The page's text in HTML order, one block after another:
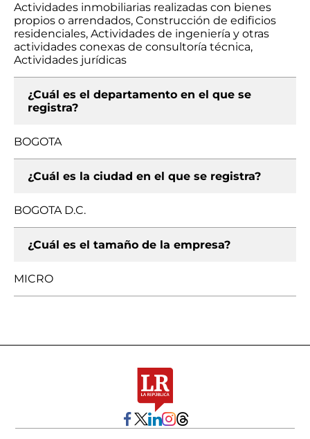
Actividades inmobiliarias realizadas con bienes
propios o arrendados, Construcción de edificios
residenciales, Actividades de ingeniería y otras
actividades conexas de consultoría técnica,
Actividades jurídicas
¿Cuál es el departamento en el que se
registra?
BOGOTA
¿Cuál es la ciudad en el que se registra?
BOGOTA D.C.
¿Cuál es el tamaño de la empresa?
MICRO